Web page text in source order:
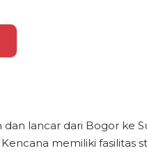
lancar dari Bogor ke
memiliki fasilitas